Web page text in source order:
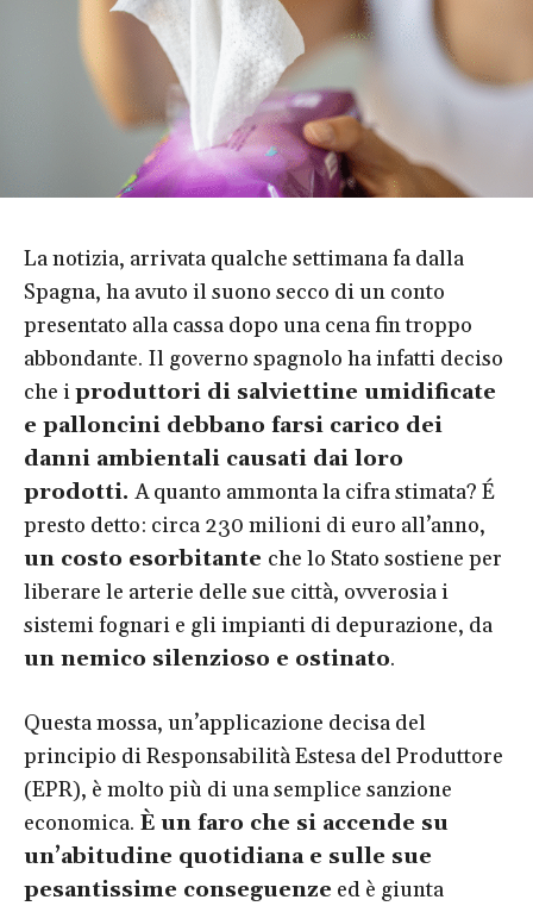
La notizia, arrivata qualche settimana fa dalla
Spagna, ha avuto il suono secco di un conto
presentato alla cassa dopo una cena fin troppo
abbondante. Il governo spagnolo ha infatti deciso
che iproduttori di salviettine umidificate
e palloncini debbano farsi carico dei
danni ambientali causati dai loro
prodotti. A quanto ammonta la cifra stimata? É
presto detto: circa 230 milioni di euro all’anno,
un costo esorbitante che lo Stato sostiene per
liberare le arterie delle sue città, ovverosia i
sistemi fognari e gli impianti di depurazione, da
un nemico silenzioso e ostinato.
Questa mossa, un’applicazione decisa del
principio di Responsabilità Estesa del Produttore
(EPR), è molto più di una semplice sanzione
economica. È un faro che si accende su
un’abitudine quotidiana e sulle sue
pesantissime conseguenze ed è giunta